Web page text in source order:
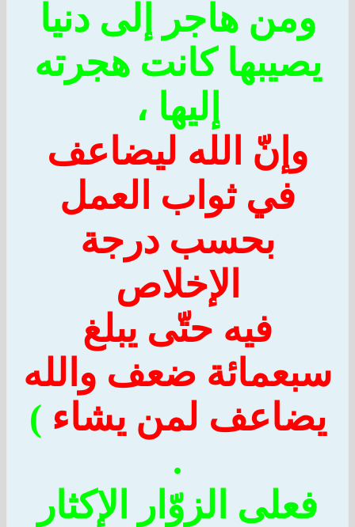
هاجر إلى دنيا
كانت هجرته
إليها ،
الله ليضاعف
في ثواب العمل
بحسب درجة
الإخلاص
فيه حتّى يبلغ
ضعف والله
لمن يشاء)
الزوّار الإكثار